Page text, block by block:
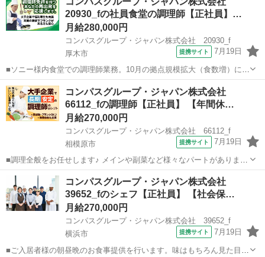
です。 新たな店舗の”立ち上げメンバー”になってみませんか？ ～～
【RIPPLE...
20930_fの社員食堂の調理師【正社員】…
月給280,000円
コンパスグループ・ジャパン株式会社 20930_f
厚木市
提携サイト 7月19日
■ソニー様内食堂での調理師業務。10月の拠点規模拡大（食数増）に伴
う増員募集！生野菜の消毒や食材のカットが中心の仕込やスチームコ
ンベクションを使用した調理、盛付の他、パートの教育・指導等もお
願いします。ホテル・宴会・機内食な...
神奈川 厚木市 調理師
コンパスグループ・ジャパン株式会社
66112_fの調理師【正社員】 【年間休…
月給270,000円
コンパスグループ・ジャパン株式会社 66112_f
相模原市
提携サイト 7月19日
■調理全般をお任せします♪ メインや副菜など様々なパートがあります
が、まずは副菜からスタート。 《1日の流れ》 1.調理の準備 器具の
スイッチやガスを点けます 2.食材の確認と下ごしらえ 3.調理スタート
4.自分の持ち...
神奈川 相模原市 調理師
コンパスグループ・ジャパン株式会社
39652_fのシェフ【正社員】 【社会保…
月給270,000円
コンパスグループ・ジャパン株式会社 39652_f
横浜市
提携サイト 7月19日
■ご入居者様の朝昼晩のお食事提供を行います。味はもちろん見た目に